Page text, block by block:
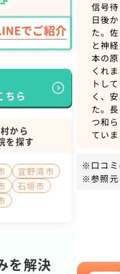
信号
日後
た。
と神
本の
くれ
トし
く、
た。
つ和
ていま
※口コミ
※参照元
ちら
から
を探す
宜野湾市
石垣市
を解決